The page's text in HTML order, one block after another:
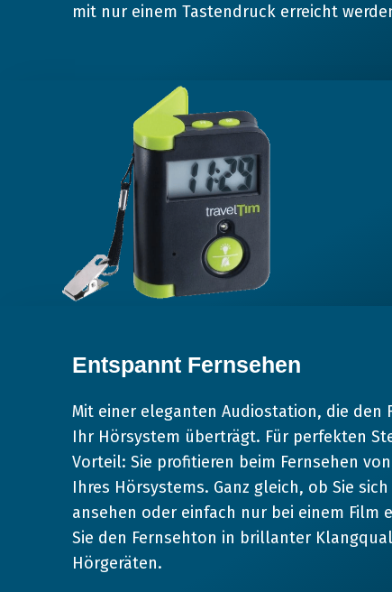
mit nur einem Tastendruck erreicht
Entspannt Fernsehen
Mit einer eleganten Audiostation, die den
Ihr Hörsystem überträgt. Für perfekten
Vorteil: Sie profitieren beim Fernsehen
Ihres Hörsystems. Ganz gleich, ob Sie
ansehen oder einfach nur bei einem Film
Sie den Fernsehton in brillanter
Hörgeräten.